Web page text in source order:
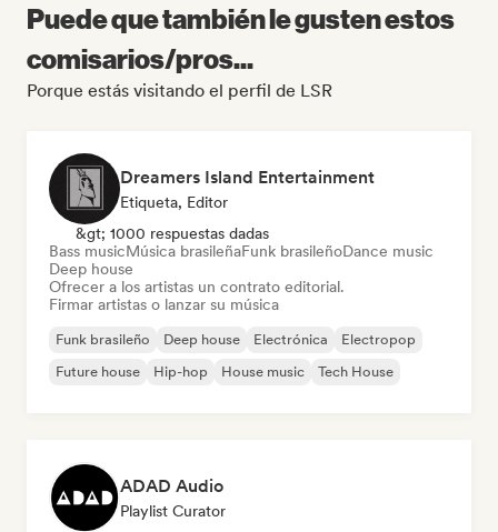
Puede que también le gusten estos
comisarios/pros...
Porque estás visitando el perfil de LSR
Dreamers Island Entertainment
Etiqueta, Editor
&gt; 1000 respuestas dadas
Bass musicMúsica brasileñaFunk brasileñoDance music
Deep house
Ofrecer a los artistas un contrato editorial.
Firmar artistas o lanzar su música
Funk brasileño Deep house Electrónica
Electropop
Future house
Hip-hop House music Tech House
ADAD Audio
Playlist Curator